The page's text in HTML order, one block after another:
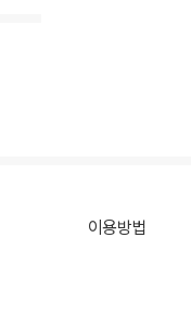
이용방법